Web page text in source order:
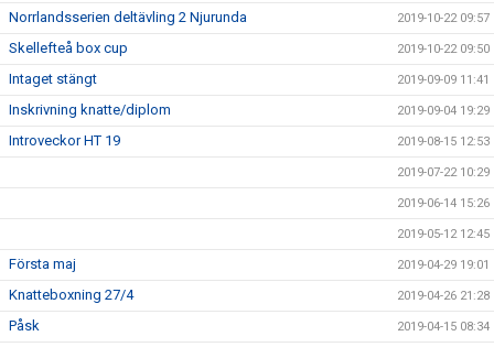
Norrlandsserien deltävling 2 Njurunda 2019-10-22 09:57
Skellefteå box cup 2019-10-22 09:50
Intaget stängt 2019-09-09 11:41
Inskrivning knatte/diplom 2019-09-04 19:29
Introveckor HT 19 2019-08-15 12:53
2019-07-22 10:29
2019-06-14 15:26
2019-05-12 12:45
Första maj 2019-04-29 19:01
Knatteboxning 27/4 2019-04-26 21:28
Påsk 2019-04-15 08:34